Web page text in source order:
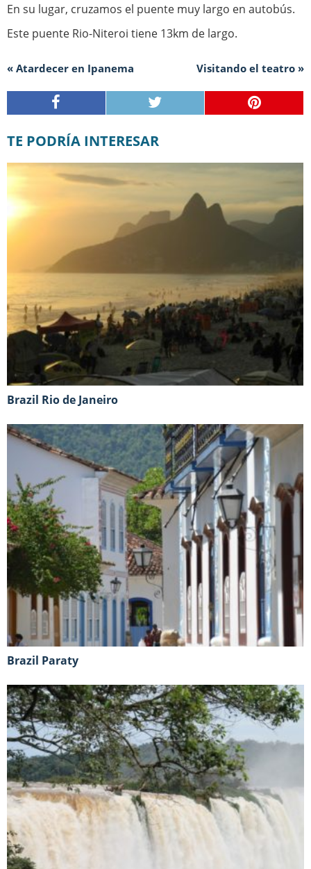
En su lugar, cruzamos el puente muy largo en autobús.
Este puente Rio-Niteroi tiene 13km de largo.
« Atardecer en Ipanema Visitando el teatro »
TE PODRÍA INTERESAR
Brazil Rio de Janeiro
Brazil Paraty